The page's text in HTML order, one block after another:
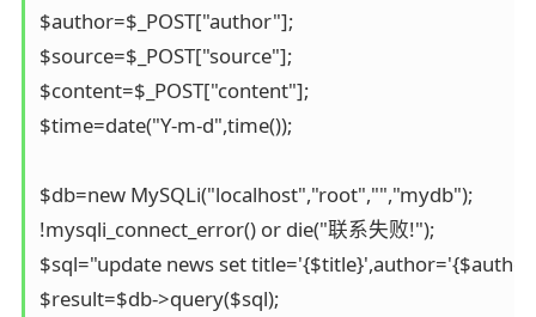
$author=$_POST["author"];
$source=$_POST["source"];
$content=$_POST["content"];
$time=date("Y-m-d",time());
$db=new MySQLi("localhost","root","","mydb");
!mysqli_connect_error() or die("联系失败!");
$sql="update news set
$result=$db->query($sql);